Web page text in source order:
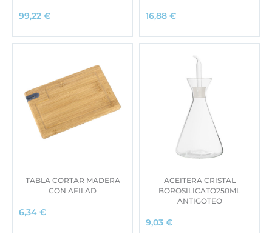
99,22 € 16,88 €
TABLA CORTAR MADERA
CON AFILAD
6,34 €
ACEITERA CRISTAL
BOROSILICATO250ML
ANTIGOTEO
9,03 €